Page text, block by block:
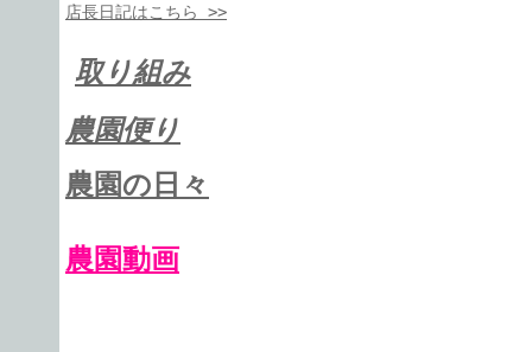
店長日記はこちら >>
取り組み
農園便り
農園の日々
農園動画